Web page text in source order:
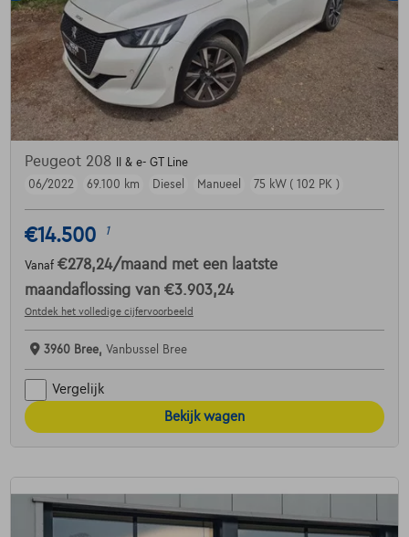
Peugeot 208
II & e- GT Line
06/2022
69.100 km Diesel Manueel 75 kW ( 102 PK )
€14.500 1
Vanaf €278,24/maand met een laatste
maandaflossing van €3.903,24
Ontdek het volledige cijfervoorbeeld
3960 Bree, Vanbussel Bree
Vergelijk
Bekijk wagen